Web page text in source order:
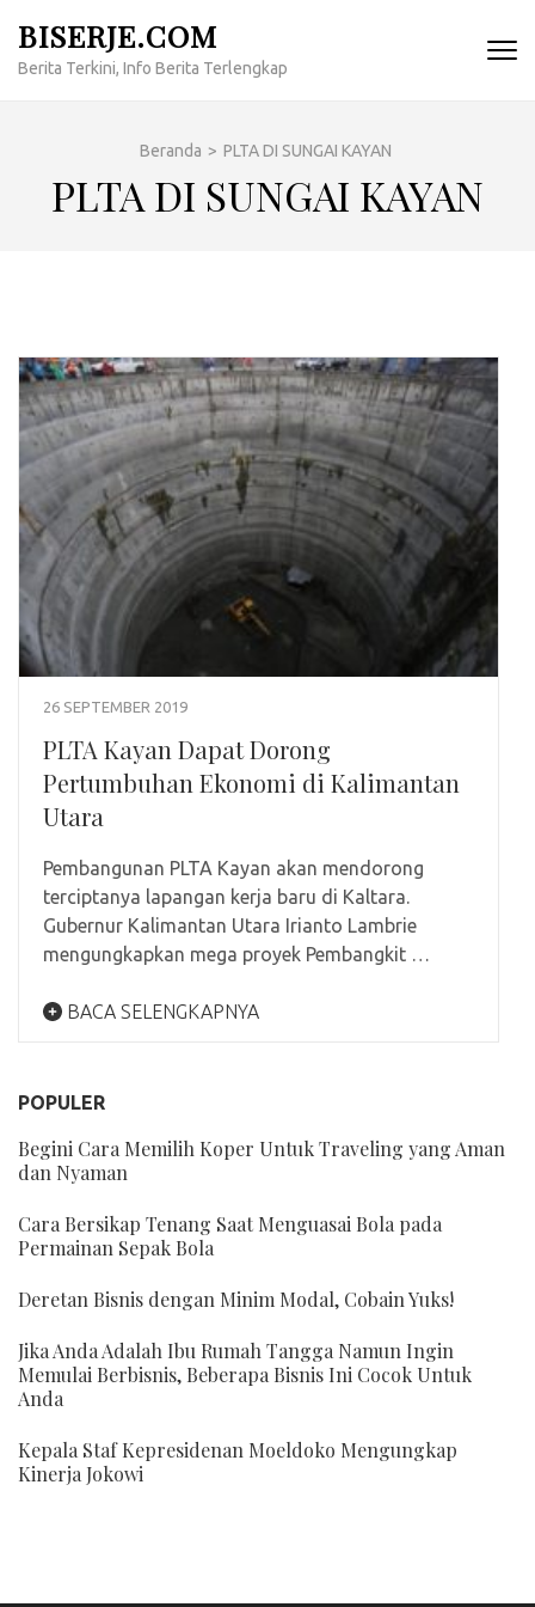
konten
BISERJE.COM
Berita Terkini, Info Berita Terlengkap
Beranda > PLTA DI SUNGAI KAYAN
PLTA DI SUNGAI KAYAN
26 SEPTEMBER 2019
PLTA Kayan Dapat Dorong
Pertumbuhan Ekonomi di Kalimantan
Utara
Pembangunan PLTA Kayan akan mendorong
terciptanya lapangan kerja baru di Kaltara.
Gubernur Kalimantan Utara Irianto Lambrie
mengungkapkan mega proyek Pembangkit …
BACA SELENGKAPNYA
POPULER
Begini Cara Memilih Koper Untuk Traveling yang Aman
dan Nyaman
Cara Bersikap Tenang Saat Menguasai Bola pada
Permainan Sepak Bola
Deretan Bisnis dengan Minim Modal, Cobain Yuks!
Jika Anda Adalah Ibu Rumah Tangga Namun Ingin
Memulai Berbisnis, Beberapa Bisnis Ini Cocok Untuk
Anda
Kepala Staf Kepresidenan Moeldoko Mengungkap
Kinerja Jokowi